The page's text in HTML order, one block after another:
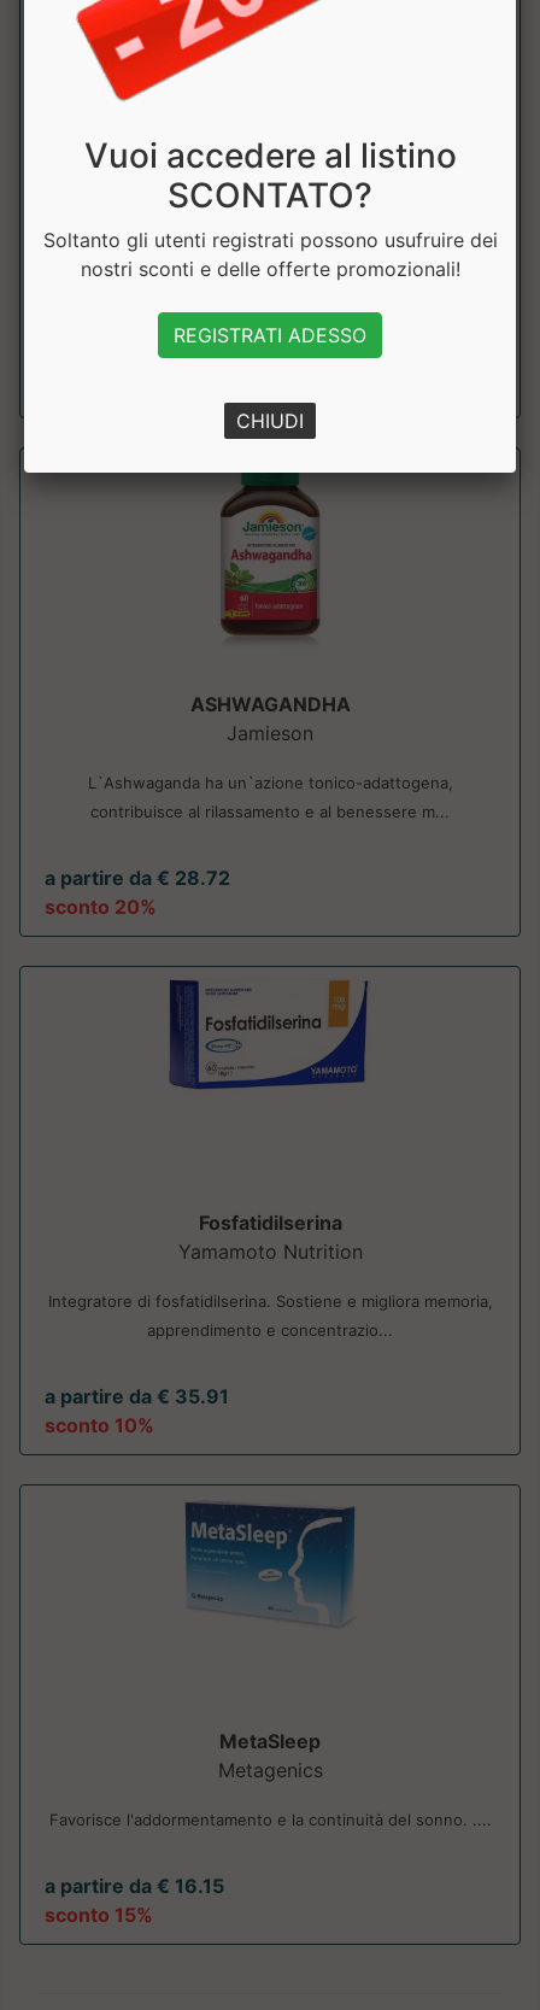
Amminoacidi Caretaker Sleeper II
Zoomad Labs
miscela di BCAA 10:1:1 e L-Glutammina MEIHUA per favorire
a partire da € 30.00
ASHWAGANDHA
Jamieson
L`Ashwaganda ha un`azione tonico-adattogena,
contribuisce al rilassamento e al benessere m...
a partire da € 28.72
sconto 20%
Fosfatidilserina
Yamamoto Nutrition
Integratore di fosfatidilserina. Sostiene e migliora memoria,
apprendimento e concentrazio...
a partire da € 35.91
sconto 10%
MetaSleep
Metagenics
Favorisce l'addormentamento e la continuità del sonno. ....
a partire da € 16.15
sconto 15%
Vuoi accedere al listino
SCONTATO?
Soltanto gli utenti registrati possono usufruire dei
nostri sconti e delle offerte promozionali!
REGISTRATI ADESSO
CHIUDI